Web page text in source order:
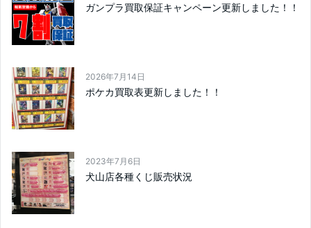
ガンプラ買取保証キャンペーン更新しました！！
2026年7月14日
ポケカ買取表更新しました！！
2023年7月6日
犬山店各種くじ販売状況